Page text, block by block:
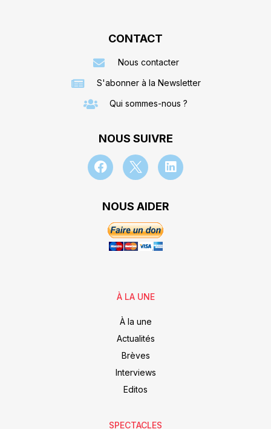
CONTACT
Nous contacter
S'abonner à la Newsletter
Qui sommes-nous ?
NOUS SUIVRE
NOUS AIDER
À LA UNE
À la une
Actualités
Brèves
Interviews
Editos
SPECTACLES